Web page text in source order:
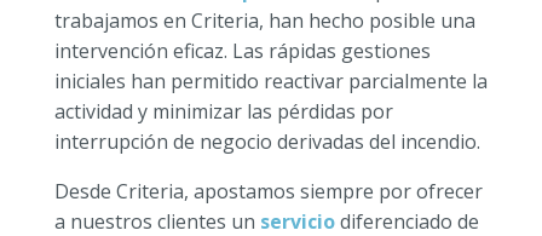
trabajamos en Criteria, han hecho posible una
intervención eficaz. Las rápidas gestiones
iniciales han permitido reactivar parcialmente la
actividad y minimizar las pérdidas por
interrupción de negocio derivadas del incendio.
Desde Criteria, apostamos siempre por ofrecer
a nuestros clientes un serviciodiferenciado de